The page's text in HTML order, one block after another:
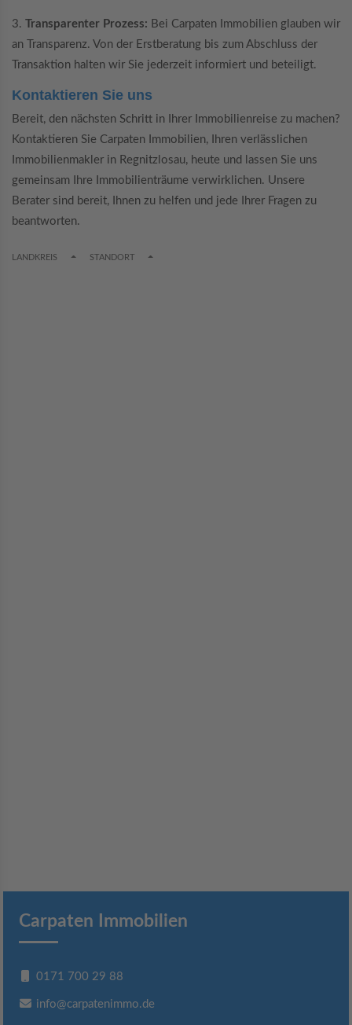
3. Transparenter Prozess: Bei Carpaten Immobilien glauben wir
an Transparenz. Von der Erstberatung bis zum Abschluss der
Transaktion halten wir Sie jederzeit informiert und beteiligt.
Kontaktieren Sie uns
Bereit, den nächsten Schritt in Ihrer Immobilienreise zu machen?
Kontaktieren Sie Carpaten Immobilien, Ihren verlässlichen
Immobilienmakler in Regnitzlosau, heute und lassen Sie uns
gemeinsam Ihre Immobilienträume verwirklichen. Unsere
Berater sind bereit, Ihnen zu helfen und jede Ihrer Fragen zu
beantworten.
LANDKREIS TOGGLE DROPDOWN
STANDORT TOGGLE DROPDOWN
Carpaten Immobilien
0171 700 29 88
info@carpatenimmo.de